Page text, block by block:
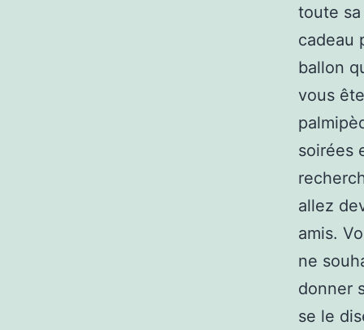
toute sa
cadeau
ballon
vous
soirées
allez
amis.
ne
donner
se le